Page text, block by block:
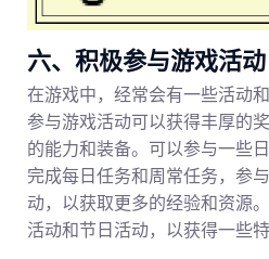
六、积极参与游戏活动
在游戏中，经常会有一些活动
参与游戏活动可以获得丰厚的
的能力和装备。可以参与一些
完成每日任务和周常任务，参
动，以获取更多的经验和资源
活动和节日活动，以获得一些